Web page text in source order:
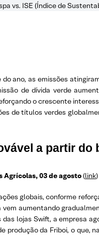
vs. ISE (Índice de
ano, as emissões
de dívida verde
o crescente
de títulos verdes
a partir do
Agrícolas, 03 de agosto(link)
globais, conforme
aumentando
lojas Swift, a empresa
da Friboi, o que,